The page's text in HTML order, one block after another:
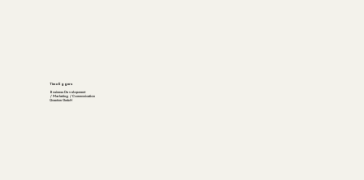
Timo Eggers
Business Development
/ Marketing / Communication
Quantum GmbH